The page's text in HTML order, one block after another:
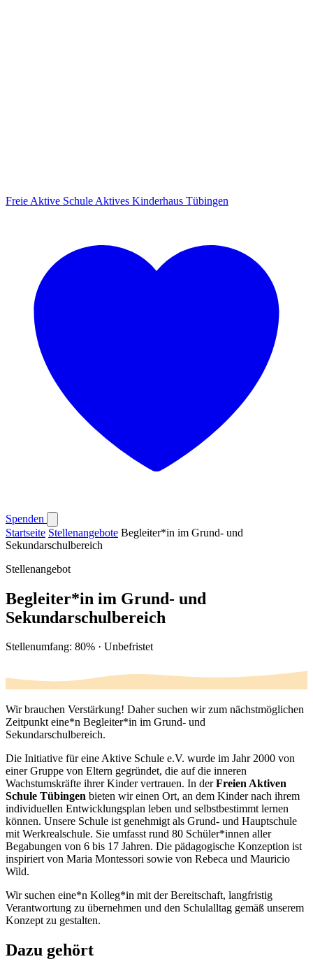
Freie Aktive Schule Aktives Kinderhaus Tübingen
Spenden
Startseite Stellenangebote Begleiter*in im Grund- und
Sekundarschulbereich
Stellenangebot
Begleiter*in im Grund- und
Sekundarschulbereich
Stellenumfang: 80% · Unbefristet
Wir brauchen Verstärkung! Daher suchen wir zum nächstmöglichen
Zeitpunkt eine*n Begleiter*in im Grund- und
Sekundarschulbereich.
Die Initiative für eine Aktive Schule e.V. wurde im Jahr 2000 von
einer Gruppe von Eltern gegründet, die auf die inneren
Wachstumskräfte ihrer Kinder vertrauen. In derFreien Aktiven
Schule Tübingen bieten wir einen Ort, an dem Kinder nach ihrem
individuellen Entwicklungsplan leben und selbstbestimmt lernen
können. Unsere Schule ist genehmigt als Grund- und Hauptschule
mit Werkrealschule. Sie umfasst rund 80 Schüler*innen aller
Begabungen von 6 bis 17 Jahren. Die pädagogische Konzeption ist
inspiriert von Maria Montessori sowie von Rebeca und Mauricio
Wild.
Wir suchen eine*n Kolleg*in mit der Bereitschaft, langfristig
Verantwortung zu übernehmen und den Schulalltag gemäß unserem
Konzept zu gestalten.
Dazu gehört